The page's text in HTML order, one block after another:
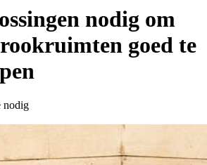
nodig om
goed te
nodig